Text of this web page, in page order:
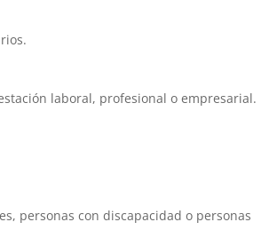
laboral, profesional o empresarial.
personas con discapacidad o personas